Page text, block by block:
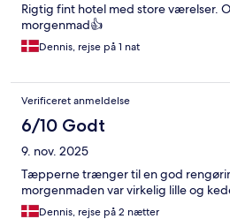
Rigtig fint hotel med store værelser.
morgenmad👍
Dennis, rejse på 1 nat
Verificeret anmeldelse
6/10 Godt
9. nov. 2025
Tæpperne trænger til en god
morgenmaden var virkelig lille og
Dennis, rejse på 2 nætter